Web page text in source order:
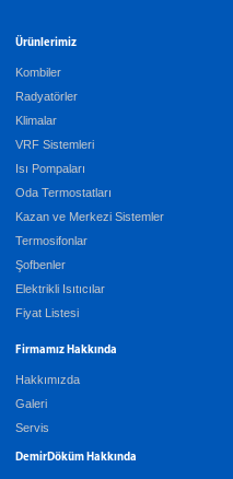
Ürünlerimiz
Kombiler
Radyatörler
Klimalar
VRF Sistemleri
Isı Pompaları
Oda Termostatları
Kazan ve Merkezi Sistemler
Termosifonlar
Şofbenler
Elektrikli Isıtıcılar
Fiyat Listesi
Firmamız Hakkında
Hakkımızda
Galeri
Servis
DemirDöküm Hakkında